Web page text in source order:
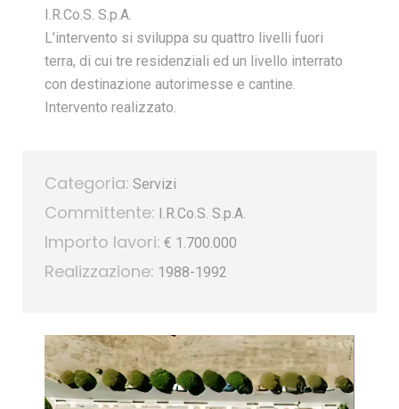
I.R.Co.S. S.p.A.
L’intervento si sviluppa su quattro livelli fuori
terra, di cui tre residenziali ed un livello interrato
con destinazione autorimesse e cantine.
Intervento realizzato.
Categoria: Servizi
Committente: I.R.Co.S. S.p.A.
Importo lavori: € 1.700.000
Realizzazione: 1988-1992